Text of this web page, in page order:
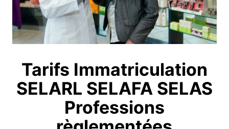
Tarifs Immatriculation
SELARL SELAFA SELAS
Professions